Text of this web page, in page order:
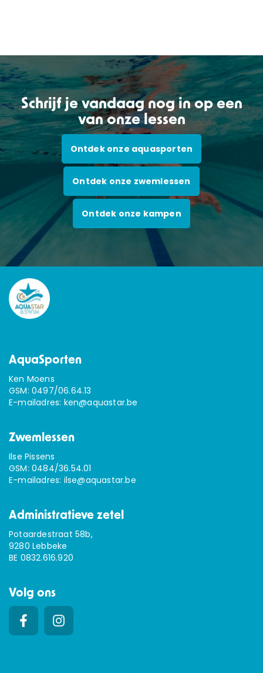
Schrijf je vandaag nog in op een
van onze lessen
Ontdek onze aquasporten
Ontdek onze zwemlessen
Ontdek onze kampen
AquaSporten
Ken Moens
GSM: 0497/06.64.13
E-mailadres: ken@aquastar.be
Zwemlessen
Ilse Pissens
GSM: 0484/36.54.01
E-mailadres: ilse@aquastar.be
Administratieve zetel
Potaardestraat 58b,
9280 Lebbeke
BE 0832.616.920
Volg ons